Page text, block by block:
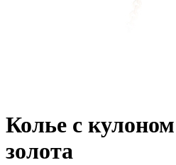
Колье с кулоном
золота